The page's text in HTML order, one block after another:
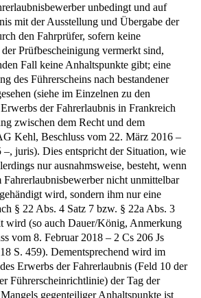
unbedingt und auf
mit der Ausstellung und Übergabe der
den Fahrprüfer, sofern keine
Prüfbescheinigung vermerkt sind,
Fall keine Anhaltspunkte gibt; eine
des Führerscheins nach bestandener
(siehe im Einzelnen zu den
der Fahrerlaubnis in Frankreich
zwischen dem Recht und dem
Kehl, Beschluss vom 22. März 2016 –
–, juris). Dies entspricht der Situation, wie
nur ausnahmsweise, besteht, wenn
Fahrerlaubnisbewerber nicht unmittelbar
wird, sondern ihm nur eine
§ 22 Abs. 4 Satz 7 bzw. § 22a Abs. 3
wird (so auch Dauer/König, Anmerkung
vom 8. Februar 2018 – 2 Cs 206 Js
S. 459). Dementsprechend wird im
Erwerbs der Fahrerlaubnis (Feld 10 der
Führerscheinrichtlinie) der Tag der
gegenteiliger Anhaltspunkte ist